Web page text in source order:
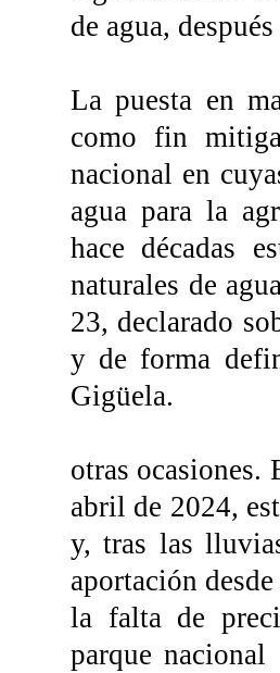
de agua,
La puesta en
como fin
nacional en
agua para la
hace décadas
naturales de
23, declarado
y de forma
Gigüela.
otras ocasiones.
abril de 2024,
y, tras las
aportación
la falta de
parque